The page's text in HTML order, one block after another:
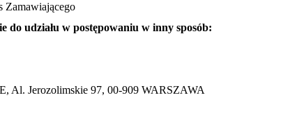
Zamawiającego
do udziału w postępowaniu w inny sposób:
Jerozolimskie 97, 00-909 WARSZAWA